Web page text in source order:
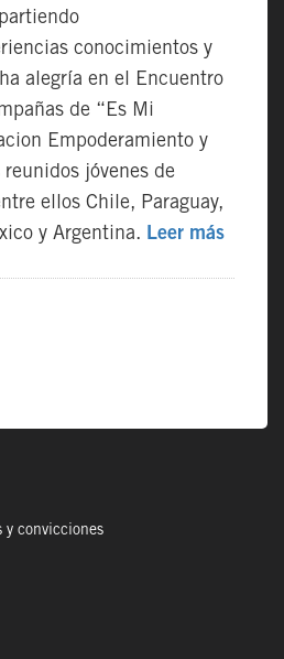
conocimientos y
alegría en el Encuentro
de “Es Mi
Empoderamiento y
jóvenes de
ellos Chile, Paraguay,
y Argentina. Leer más
y convicciones